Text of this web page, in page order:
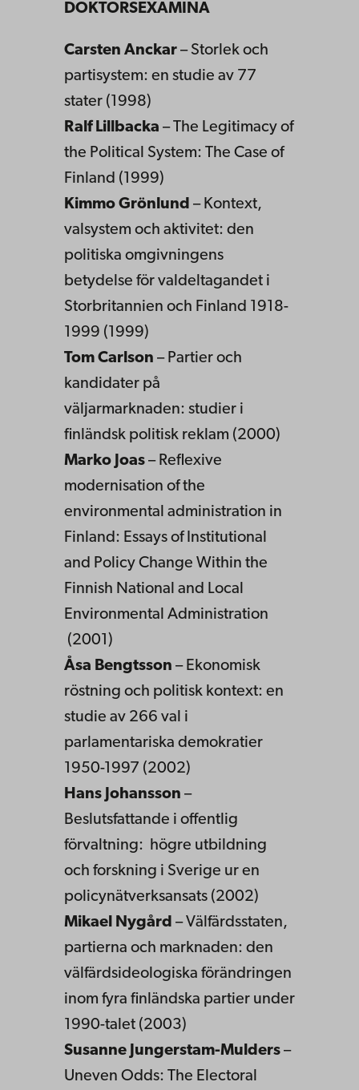
DOKTORSEXAMINA
Carsten Anckar – Storlek och
partisystem: en studie av 77
stater (1998)
Ralf Lillbacka – The Legitimacy of
the Political System: The Case of
Finland (1999)
Kimmo Grönlund – Kontext,
valsystem och aktivitet: den
politiska omgivningens
betydelse för valdeltagandet i
Storbritannien och Finland 1918-
1999 (1999)
Tom Carlson – Partier och
kandidater på
väljarmarknaden: studier i
finländsk politisk reklam (2000)
Marko Joas – Reflexive
modernisation of the
environmental administration in
Finland: Essays of Institutional
and Policy Change Within the
Finnish National and Local
Environmental Administration
(2001)
Åsa Bengtsson – Ekonomisk
röstning och politisk kontext: en
studie av 266 val i
parlamentariska demokratier
1950-1997 (2002)
Hans Johansson –
Beslutsfattande i offentlig
förvaltning: högre utbildning
och forskning i Sverige ur en
policynätverksansats (2002)
Mikael Nygård – Välfärdsstaten,
partierna och marknaden: den
välfärdsideologiska förändringen
inom fyra finländska partier under
1990-talet (2003)
Susanne Jungerstam-Mulders –
Uneven Odds: The Electoral